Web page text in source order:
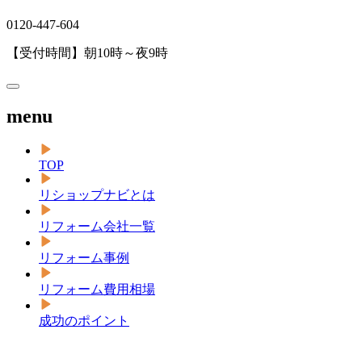
0120-447-604
【受付時間】朝10時～夜9時
menu
TOP
リショップナビとは
リフォーム会社一覧
リフォーム事例
リフォーム費用相場
成功のポイント